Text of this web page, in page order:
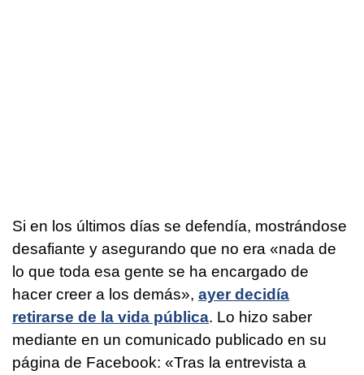
Si en los últimos días se defendía, mostrándose
desafiante y asegurando que no era «nada de
lo que toda esa gente se ha encargado de
hacer creer a los demás», ayer decidía
retirarse de la vida pública. Lo hizo saber
mediante en un comunicado publicado en su
página de Facebook: «Tras la entrevista a